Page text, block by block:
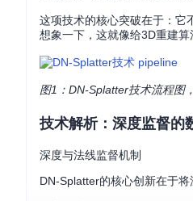
这项技术的核心突破在于：它
想象一下，这就像给3D重建
图1：DN-Splatter技术流程图
技术解析：深度监督的
深度与法线监督机制
DN-Splatter的核心创新在于